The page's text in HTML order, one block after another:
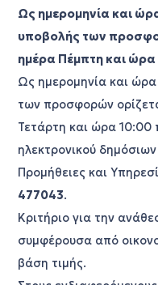
Ως ημερομηνία και
υποβολής των
ημέρα Πέμπτη και
Ως ημερομηνία και
των προσφορών
Τετάρτη και ώρα
ηλεκτρονικού
Προμήθειες και
477043.
Κριτήριο για την
συμφέρουσα από
βάση τιμής.